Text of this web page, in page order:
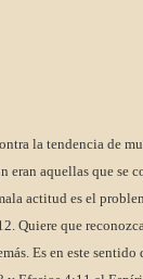
la tendencia de
eran aquellas que se
actitud es el
Quiere que
Es en este